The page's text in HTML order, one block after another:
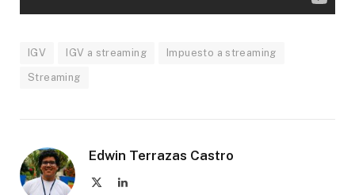
IGV IGV a streaming Impuesto a streaming
Streaming
Edwin Terrazas Castro
LinkedIn